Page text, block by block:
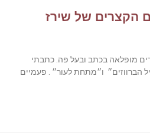
הקצרים של שירז
מופלאה בכתב ובעל פה. כתבתי
הברווזים״ ו״מתחת לעור״ . פעמיים